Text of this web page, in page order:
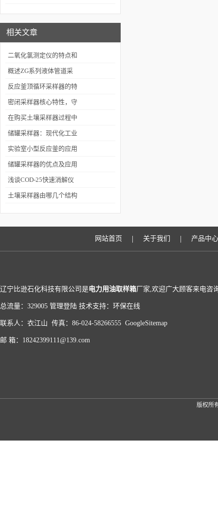
相关文章
二氧化氯测定仪的特点和
使用方法介绍
概述ZG系列液体管道采
样器
反应釜顶循环采样器的特
点有哪些？
密闭采样器核心特性，守
护采样安全与精准
在购买土壤采样器过程中
应注意哪些问题？
储罐采样器：现代化工业
的新选择
实验室小型反应釜的应用
及维护安全
储罐采样器的优点及应用
前景分析
浅谈COD-25快速消解仪
的五大特色
土壤采样器由哪几个结构
网站首页 | 关于我们 | 产品中心
辽宁比逊石化科技有限公司是电力用油取样箱厂家,欢迎广大顾客来电咨
总流量：329005 管理登陆 技术支持： 环保在线
联系人：衣江山 传真：86-024-58266555 GoogleSitemap
邮 箱：18242399111@139.com
版权所